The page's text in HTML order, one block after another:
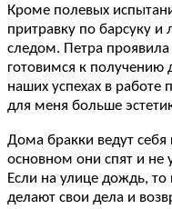
Кроме полевых
притравку по барсуку и
следом. Петра проявила
готовимся к получению
наших успехах в работе
для меня больше
Дома бракки ведут
основном они спят и не
Если на улице дождь,
делают свои дела и